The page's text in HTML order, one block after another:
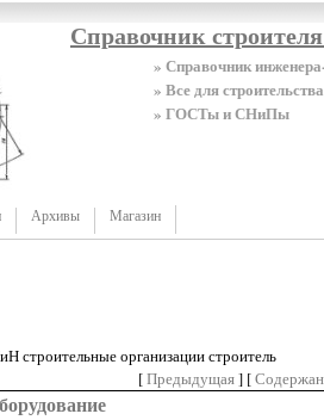
Справочник
» Справочник
» Все для строительства
» ГОСТы и СНиПы
Архивы Магазин
строительные организации строитель
[Предыдущая] [